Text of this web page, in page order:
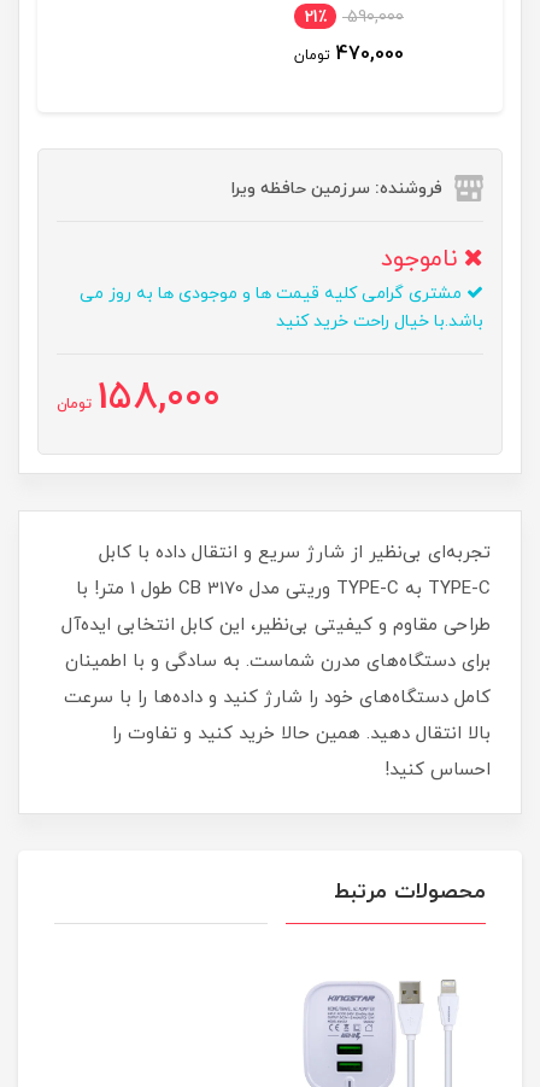
590,000 21٪
470,000 تومان
فروشنده: سرزمین حافظه ویرا
ناموجود
مشتری گرامی کلیه قیمت ها و موجودی ها به روز می
باشد.با خیال راحت خرید کنید
158,000 تومان
تجربه‌ای بی‌نظیر از شارژ سریع و انتقال داده با کابل
TYPE-C به TYPE-C وریتی مدل CB 3170 طول 1 متر! با
طراحی مقاوم و کیفیتی بی‌نظیر، این کابل انتخابی ایده‌آل
برای دستگاه‌های مدرن شماست. به سادگی و با اطمینان
کامل دستگاه‌های خود را شارژ کنید و داده‌ها را با سرعت
بالا انتقال دهید. همین حالا خرید کنید و تفاوت را
احساس کنید!
محصولات مرتبط